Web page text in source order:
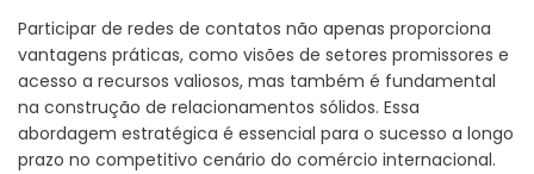
Participar de redes de contatos não apenas proporciona
vantagens práticas, como visões de setores promissores e
acesso a recursos valiosos, mas também é fundamental
na construção de relacionamentos sólidos. Essa
abordagem estratégica é essencial para o sucesso a longo
prazo no competitivo cenário do comércio internacional.